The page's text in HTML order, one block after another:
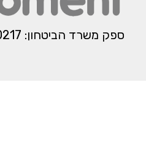
ספק משרד הביטחון: 0011020217​​